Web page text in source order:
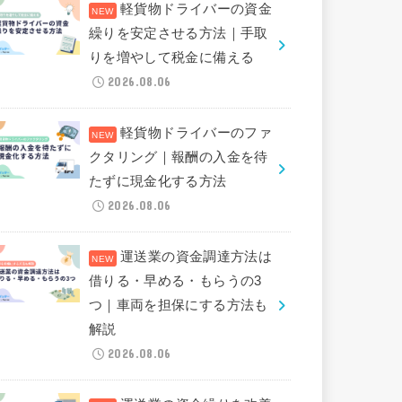
軽貨物ドライバーの資金
繰りを安定させる方法｜手取
りを増やして税金に備える
2026.08.06
軽貨物ドライバーのファ
クタリング｜報酬の入金を待
たずに現金化する方法
2026.08.06
運送業の資金調達方法は
借りる・早める・もらうの3
つ｜車両を担保にする方法も
解説
2026.08.06